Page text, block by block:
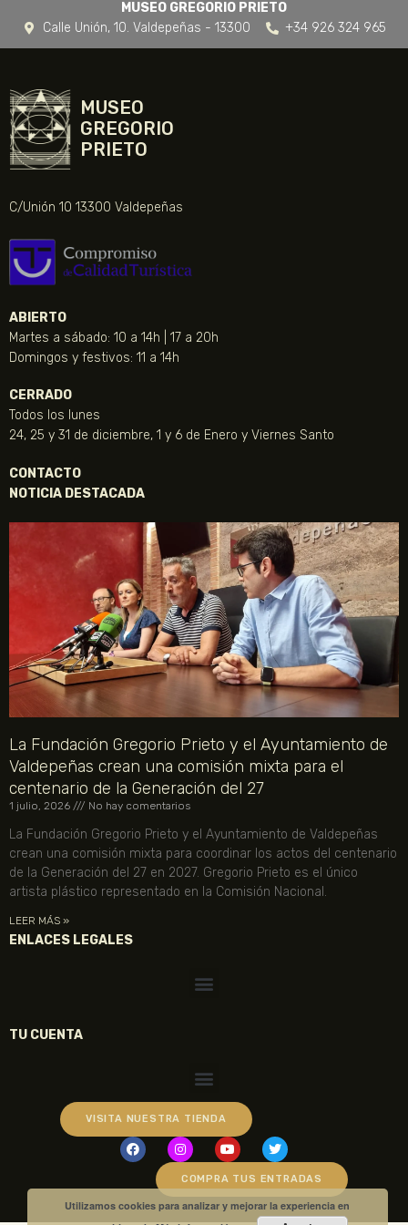
MUSEO GREGORIO PRIETO
Calle Unión, 10. Valdepeñas - 13300
+34 926 324 965
MUSEO
GREGORIO
PRIETO
C/Unión 10 13300 Valdepeñas
ABIERTO
Martes a sábado: 10 a 14h | 17 a 20h
Domingos y festivos: 11 a 14h
CERRADO
Todos los lunes
24, 25 y 31 de diciembre, 1 y 6 de Enero y Viernes Santo
CONTACTO
NOTICIA DESTACADA
La Fundación Gregorio Prieto y el Ayuntamiento de
Valdepeñas crean una comisión mixta para el
centenario de la Generación del 27
1 julio, 2026 No hay comentarios
La Fundación Gregorio Prieto y el Ayuntamiento de Valdepeñas
crean una comisión mixta para coordinar los actos del centenario
de la Generación del 27 en 2027. Gregorio Prieto es el único
artista plástico representado en la Comisión Nacional.
LEER MÁS »
ENLACES LEGALES
TU CUENTA
VISITA NUESTRA TIENDA
COMPRA TUS ENTRADAS
Utilizamos cookies para analizar y mejorar la experiencia en